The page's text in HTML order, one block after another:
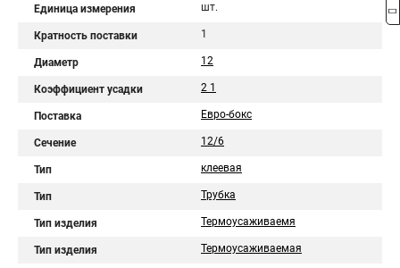
Единица измерения шт.
Кратность поставки 1
Диаметр 12
Коэффициент усадки 2 1
Поставка Евро-бокс
Сечение 12/6
Тип клеевая
Тип Трубка
Тип изделия Термоусаживаемя
Тип изделия Термоусаживаемая